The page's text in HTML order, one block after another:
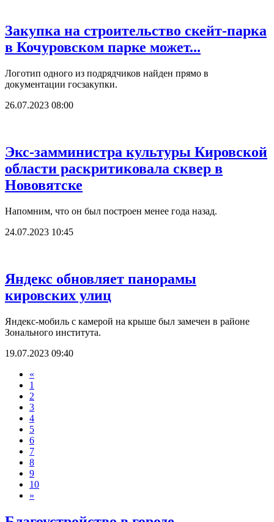
Закупка на строительство скейт-парка
в Кочуровском парке может...
Логотип одного из подрядчиков найден прямо в
документации госзакупки.
26.07.2023 08:00
Экс-замминистра культуры Кировской
области раскритиковала сквер в
Нововятске
Напомним, что он был построен менее года назад.
24.07.2023 10:45
Яндекс обновляет панорамы
кировских улиц
Яндекс-мобиль с камерой на крыше был замечен в районе
Зонального института.
19.07.2023 09:40
«
1
2
3
4
5
6
7
8
9
10
»